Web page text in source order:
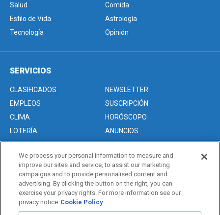
Salud
Comida
Estilo de Vida
Astrología
Tecnología
Opinión
SERVICIOS
CLASIFICADOS
NEWSLETTER
EMPLEOS
SUSCRIPCIÓN
CLIMA
HORÓSCOPO
LOTERÍA
ANUNCIOS
Acerca de nosotros
Advertise with Us/Anuncios
Politica de Privacidad
Editorial Guidelines
We process your personal information to measure and
improve our sites and service, to assist our marketing
campaigns and to provide personalised content and
advertising. By clicking the button on the right, you can
exercise your privacy rights. For more information see our
privacy notice Cookie Policy